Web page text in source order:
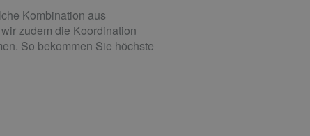
Kombination aus
zudem die Koordination
So bekommen Sie höchste